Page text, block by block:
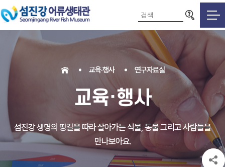
검색영역
교육·행사 연구자료실
교육·행사
섬진강 생명의 땅길을 따라 살아가는 식물, 동물 그리고 사람들을
만나보아요.